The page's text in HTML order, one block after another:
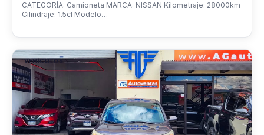
CATEGORÍA: Camioneta MARCA: NISSAN Kilometraje: 28000km
Cilindraje: 1.5cl Modelo…
VEHÍCULOS